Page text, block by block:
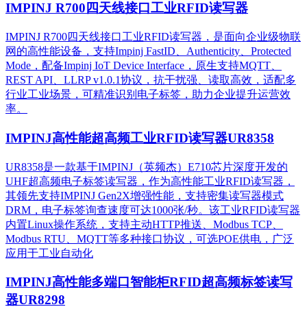
IMPINJ R700四天线接口工业RFID读写器
IMPINJ R700四天线接口工业RFID读写器，是面向企业级物联
网的高性能设备，支持Impinj FastID、Authenticity、Protected
Mode，配备Impinj IoT Device Interface，原生支持MQTT、
REST API、LLRP v1.0.1协议，抗干扰强、读取高效，适配多
行业工业场景，可精准识别电子标签，助力企业提升运营效
率。
IMPINJ高性能超高频工业RFID读写器UR8358
UR8358是一款基于IMPINJ（英频杰）E710芯片深度开发的
UHF超高频电子标签读写器，作为高性能工业RFID读写器，
其领先支持IMPINJ Gen2X增强性能，支持密集读写器模式
DRM，电子标签询查速度可达1000张/秒。该工业RFID读写器
内置Linux操作系统，支持主动HTTP推送、Modbus TCP、
Modbus RTU、MQTT等多种接口协议，可选POE供电，广泛
应用于工业自动化
IMPINJ高性能多端口智能柜RFID超高频标签读写
器UR8298